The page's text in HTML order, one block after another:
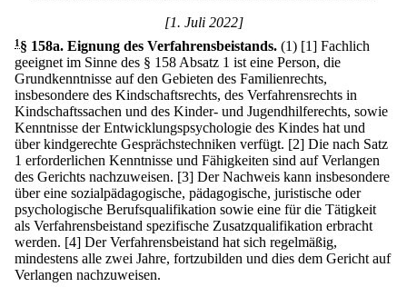
[1. Juli 2022]
1 § 158a. Eignung des Verfahrensbeistands. (1) [1] Fachlich
geeignet im Sinne des § 158 Absatz 1 ist eine Person, die
Grundkenntnisse auf den Gebieten des Familienrechts,
insbesondere des Kindschaftsrechts, des Verfahrensrechts in
Kindschaftssachen und des Kinder- und Jugendhilferechts, sowie
Kenntnisse der Entwicklungspsychologie des Kindes hat und
über kindgerechte Gesprächstechniken verfügt. [2] Die nach Satz
1 erforderlichen Kenntnisse und Fähigkeiten sind auf Verlangen
des Gerichts nachzuweisen. [3] Der Nachweis kann insbesondere
über eine sozialpädagogische, pädagogische, juristische oder
psychologische Berufsqualifikation sowie eine für die Tätigkeit
als Verfahrensbeistand spezifische Zusatzqualifikation erbracht
werden. [4] Der Verfahrensbeistand hat sich regelmäßig,
mindestens alle zwei Jahre, fortzubilden und dies dem Gericht auf
Verlangen nachzuweisen.